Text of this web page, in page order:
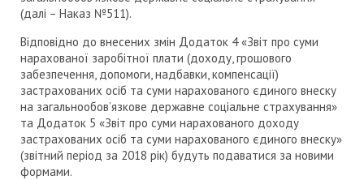
(далі – Наказ №511).
Відповідно до внесених змін Додаток 4 «Звіт про суми
нарахованої заробітної плати (доходу, грошового
забезпечення, допомоги, надбавки, компенсації)
застрахованих осіб та суми нарахованого єдиного внеску
на загальнообов’язкове державне соціальне страхування»
та Додаток 5 «Звіт про суми нарахованого доходу
застрахованих осіб та суми нарахованого єдиного внеску»
(звітний період за 2018 рік) будуть подаватися за новими
формами.